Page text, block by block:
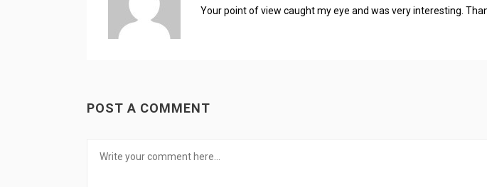
Your point of view caught my eye and was very interesting.
POST A COMMENT